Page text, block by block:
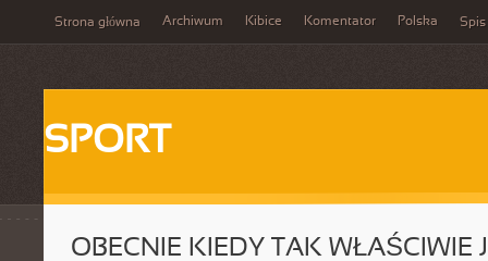
Strona główna Archiwum Kibice Komentator Polska Spis
SPORT
OBECNIE KIEDY TAK WŁAŚCIWIE